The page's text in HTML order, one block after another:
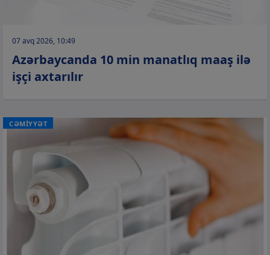
07 avq 2026, 10:49
Azərbaycanda 10 min manatlıq maaş ilə
işçi axtarılır
CƏMİYYƏT